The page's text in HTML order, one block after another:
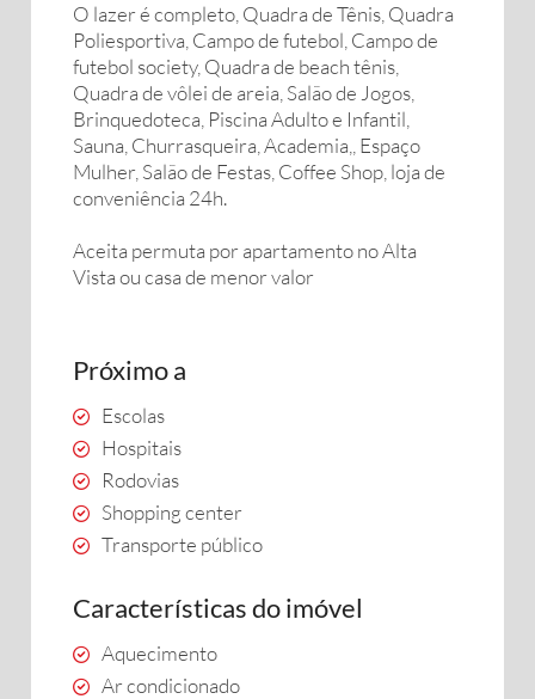
O lazer é completo, Quadra de Tênis, Quadra
Poliesportiva, Campo de futebol, Campo de
futebol society, Quadra de beach tênis,
Quadra de vôlei de areia, Salão de Jogos,
Brinquedoteca, Piscina Adulto e Infantil,
Sauna, Churrasqueira, Academia,, Espaço
Mulher, Salão de Festas, Coffee Shop, loja de
conveniência 24h.
Aceita permuta por apartamento no Alta
Vista ou casa de menor valor
Próximo a
Escolas
Hospitais
Rodovias
Shopping center
Transporte público
Características do imóvel
Aquecimento
Ar condicionado